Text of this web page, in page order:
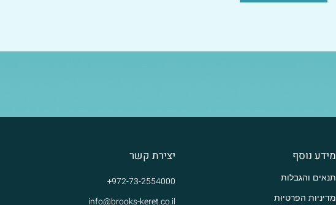
מידע נוסף
תנאים והגבלות
מדיניות הפרטיות
יצירת קשר
972-73-2554000+
info@brooks-keret.co.il